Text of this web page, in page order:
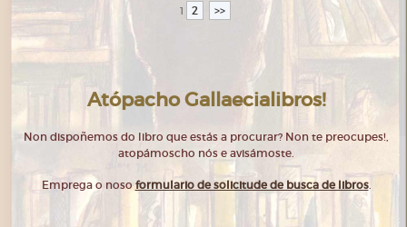
1 2 >>
Atópacho Gallaecialibros!
Non dispoñemos do libro que estás a procurar? Non te preocupes!,
atopámoscho nós e avisámoste.
Emprega o nosoformulario de solicitude de busca de libros.